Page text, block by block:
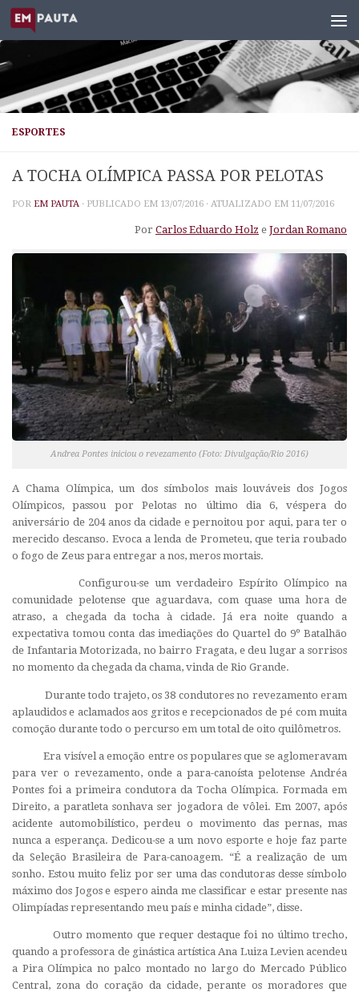
Skip to content
ESPORTES
A TOCHA OLÍMPICA PASSA POR PELOTAS
POR EM PAUTA · PUBLICADO EM 13/07/2016 · ATUALIZADO EM 11/07/2016
Por Carlos Eduardo Holz e Jordan Romano
Andrea Pontes iniciou o revezamento (Foto: Divulgação/Rio 2016)
A Chama Olímpica, um dos símbolos mais louváveis dos Jogos
Olímpicos, passou por Pelotas no último dia 6, véspera do
aniversário de 204 anos da cidade e pernoitou por aqui, para ter o
merecido descanso. Evoca a lenda de Prometeu, que teria roubado
o fogo de Zeus para entregar a nos, meros mortais.
Configurou-se um verdadeiro Espírito Olímpico na
comunidade pelotense que aguardava, com quase uma hora de
atraso, a chegada da tocha à cidade. Já era noite quando a
expectativa tomou conta das imediações do Quartel do 9º Batalhão
de Infantaria Motorizada, no bairro Fragata, e deu lugar a sorrisos
no momento da chegada da chama, vinda de Rio Grande.
Durante todo trajeto, os 38 condutores no revezamento eram
aplaudidos e aclamados aos gritos e recepcionados de pé com muita
comoção durante todo o percurso em um total de oito quilômetros.
Era visível a emoção entre os populares que se aglomeravam
para ver o revezamento, onde a para-canoísta pelotense Andréa
Pontes foi a primeira condutora da Tocha Olímpica. Formada em
Direito, a paratleta sonhava ser jogadora de vôlei. Em 2007, após
acidente automobilístico, perdeu o movimento das pernas, mas
nunca a esperança. Dedicou-se a um novo esporte e hoje faz parte
da Seleção Brasileira de Para-canoagem. “É a realização de um
sonho. Estou muito feliz por ser uma das condutoras desse símbolo
máximo dos Jogos e espero ainda me classificar e estar presente nas
Olimpíadas representando meu país e minha cidade”, disse.
Outro momento que requer destaque foi no último trecho,
quando a professora de ginástica artística Ana Luiza Levien acendeu
a Pira Olímpica no palco montado no largo do Mercado Público
Central, zona do coração da cidade, perante os moradores que